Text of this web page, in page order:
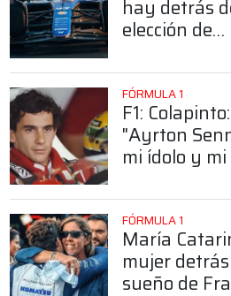
hay detrás
elección de
número 43
FÓRMULA 1
F1: Colapinto:
"Ayrton
mi ídolo y mi
FÓRMULA 1
María
mujer
sueño de